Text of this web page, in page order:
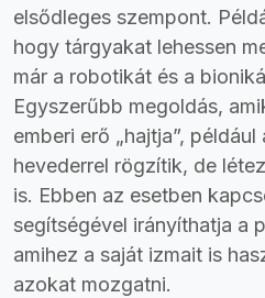
elsődleges szempont.
hogy tárgyakat lehessen
már a robotikát és a
Egyszerűbb megoldás,
emberi erő „hajtja”,
hevederrel rögzítik, de
is. Ebben az esetben
segítségével irányíthatja a
amihez a saját izmait is
azokat mozgatni.